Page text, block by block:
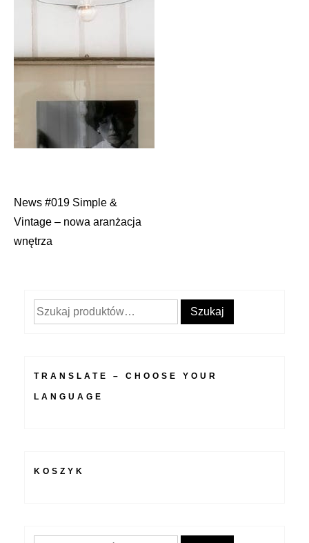
Nawigacja
wpisu
News #019 Simple &
Vintage – nowa aranżacja
wnętrza
Szukaj: Szukaj
TRANSLATE – CHOOSE YOUR
LANGUAGE
KOSZYK